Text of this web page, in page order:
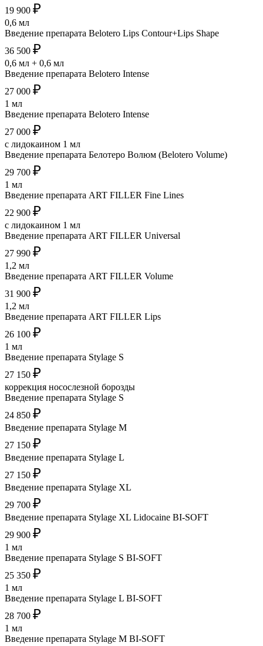
19 900 ₽
0,6 мл
Введение препарата Belotero Lips Contour+Lips Shape
36 500 ₽
0,6 мл + 0,6 мл
Введение препарата Belotero Intense
27 000 ₽
1 мл
Введение препарата Belotero Intense
27 000 ₽
с лидокаином 1 мл
Введение препарата Белотеро Волюм (Belotero Volume)
29 700 ₽
1 мл
Введение препарата ART FILLER Fine Lines
22 900 ₽
с лидокаином 1 мл
Введение препарата ART FILLER Universal
27 990 ₽
1,2 мл
Введение препарата ART FILLER Volume
31 900 ₽
1,2 мл
Введение препарата ART FILLER Lips
26 100 ₽
1 мл
Введение препарата Stylage S
27 150 ₽
коррекция носослезной борозды
Введение препарата Stylage S
24 850 ₽
Введение препарата Stylage M
27 150 ₽
Введение препарата Stylage L
27 150 ₽
Введение препарата Stylage XL
29 700 ₽
Введение препарата Stylage XL Lidocaine BI-SOFT
29 900 ₽
1 мл
Введение препарата Stylage S BI-SOFT
25 350 ₽
1 мл
Введение препарата Stylage L BI-SOFT
28 700 ₽
1 мл
Введение препарата Stylage M BI-SOFT